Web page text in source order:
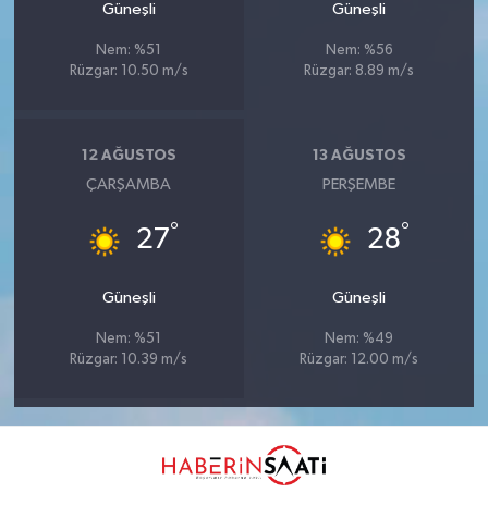
Güneşli
Nem: %51
Rüzgar: 10.50 m/s
Güneşli
Nem: %56
Rüzgar: 8.89 m/s
12 AĞUSTOS
ÇARŞAMBA
27°
Güneşli
Nem: %51
Rüzgar: 10.39 m/s
13 AĞUSTOS
PERŞEMBE
28°
Güneşli
Nem: %49
Rüzgar: 12.00 m/s